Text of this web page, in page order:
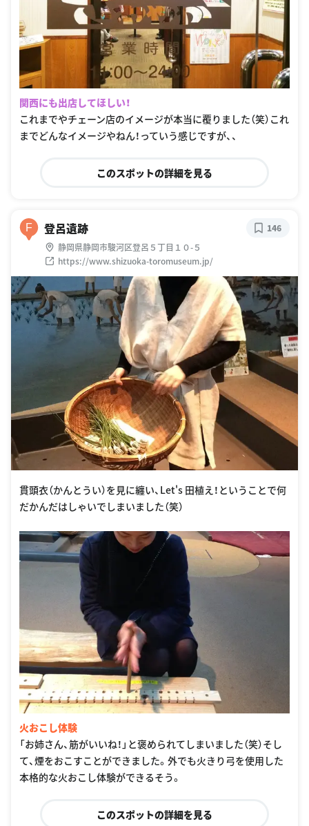
関西にも出店してほしい！
これまでやチェーン店のイメージが本当に覆りました（笑）これ
までどんなイメージやねん！っていう感じですが、、
このスポットの詳細を見る
F 登呂遺跡
静岡県静岡市駿河区登呂５丁目１０-５
https://www.shizuoka-toromuseum.jp/
146
貫頭衣（かんとうい）を見に纏い、Let's 田植え！ということで何
だかんだはしゃいでしまいました（笑）
火おこし体験
「お姉さん、筋がいいね！」と褒められてしまいました（笑）そし
て、煙をおこすことができました。外でも火きり弓を使用した
本格的な火おこし体験ができるそう。
このスポットの詳細を見る